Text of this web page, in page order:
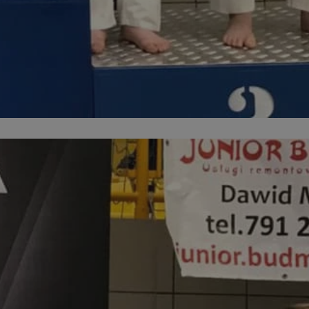
sesji.
internetowej.
identyfikatora
obsługuje
optymalizacji
przechowywania
do usług
użytkownik
lub reklamy.
o zgodzie
dotyczących
z witryny.
prywatności
przestrzeganie